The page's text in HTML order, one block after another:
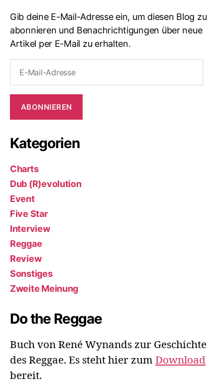
Gib deine E-Mail-Adresse ein, um diesen Blog zu
abonnieren und Benachrichtigungen über neue
Artikel per E-Mail zu erhalten.
Mail-
ABONNIEREN
Kategorien
Charts
Dub (R)evolution
Event
Five Star
Interview
Reggae
Review
Sonstiges
Zweite Meinung
Do the Reggae
Buch von René Wynands zur Geschichte
des Reggae. Es steht hier zum Download
bereit.